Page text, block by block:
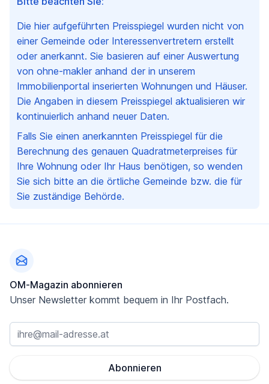
Die hier aufgeführten Preisspiegel wurden nicht von
einer Gemeinde oder Interessenvertretern erstellt
oder anerkannt. Sie basieren auf einer Auswertung
von ohne-makler anhand der in unserem
Immobilienportal inserierten Wohnungen und Häuser.
Die Angaben in diesem Preisspiegel aktualisieren wir
kontinuierlich anhand neuer Daten.
Falls Sie einen anerkannten Preisspiegel für die
Berechnung des genauen Quadratmeterpreises für
Ihre Wohnung oder Ihr Haus benötigen, so wenden
Sie sich bitte an die örtliche Gemeinde bzw. die für
Sie zuständige Behörde.
OM-Magazin abonnieren
Unser Newsletter kommt bequem in Ihr Postfach.
Abonnieren